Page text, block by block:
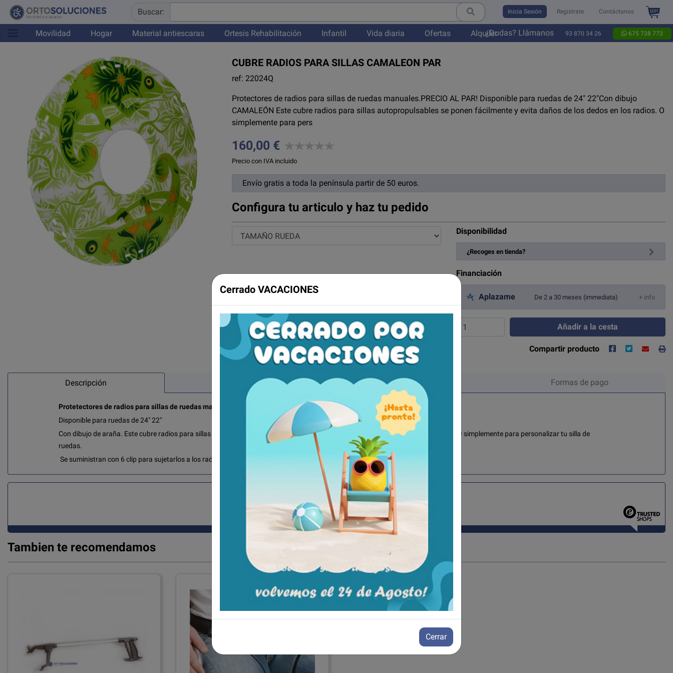
Buscar: Inicia Sesión Registrate Contáctanos
Movilidad Hogar Material antiescaras Ortesis Rehabilitación Infantil Vida diaria Ofertas Alquiler¿Dudas? Llámanos 93 870 34 26 675 738 773
CUBRE RADIOS PARA SILLAS CAMALEON PAR
ref: 22024Q
Protectores de radios para sillas de ruedas manuales.PRECIO AL PAR! Disponible para ruedas de 24" 22"Con dibujo
CAMALEÓN Este cubre radios para sillas autopropulsables se ponen fácilmente y evita daños de los dedos en los radios. O
simplemente para pers
160,00 €
Precio con IVA incluido
Envío gratis a toda la península partir de 50 euros.
Configura tu articulo y haz tu pedido
Disponibilidad
¿Recoges en tienda?
Financiación
Aplazame De 2 a 30 meses (immediata) + info
Añadir a la cesta
Compartir producto
Descripción Características Ficha técnica Formas de pago
Protetectores de radios para sillas de ruedas manuales. PRECIO AL PAR.
Disponible para ruedas de 24" 22"
Con dibujo de araña. Este cubre radios para sillas autopropulsables se ponen fácilmente y evita daños de los dedos en los radios. O simplemente para personalizar tu silla de
ruedas.
Se suministran con 6 clip para sujetarlos a los radios de la sillas de ruedas
Aún no existen valoraciones para este producto.
Tambien te recomendamos
Cerrado VACACIONES
Cerrar